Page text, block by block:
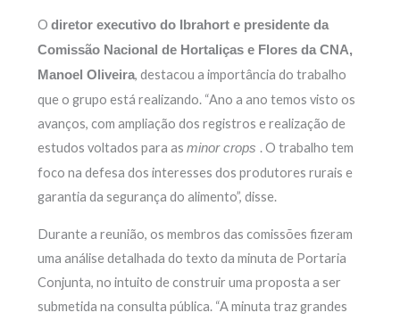
Odiretor executivo do Ibrahort e presidente da
Comissão Nacional de Hortaliças e Flores da CNA,
Manoel Oliveira, destacou a importância do trabalho
que o grupo está realizando. “Ano a ano temos visto os
avanços, com ampliação dos registros e realização de
estudos voltados para asminor crops. O trabalho tem
foco na defesa dos interesses dos produtores rurais e
garantia da segurança do alimento”, disse.
Durante a reunião, os membros das comissões fizeram
uma análise detalhada do texto da minuta de Portaria
Conjunta, no intuito de construir uma proposta a ser
submetida na consulta pública. “A minuta traz grandes